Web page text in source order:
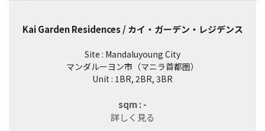
Kai Garden Residences / カイ・ガーデン・レジデンス
Site : Mandaluyoung City
マンダルーヨン市（マニラ首都圏）
Unit : 1BR, 2BR, 3BR
sqm : -
詳しく見る